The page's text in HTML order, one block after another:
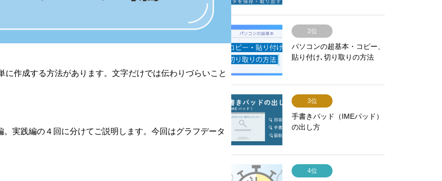
作成する方法があります。文字だけでは伝わりづらいこと
実践編の４回に分けてご説明します。今回はグラフデータ
2位
パソコンの超基本・コピー、
貼り付け､切り取りの方法
3位
手書きパッド（IMEパッド）
の出し方
4位